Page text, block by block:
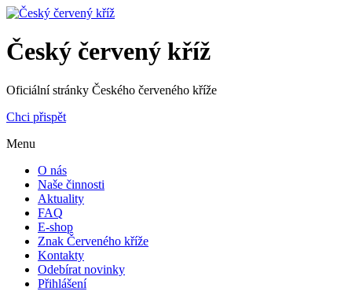
Český červený kříž
Oficiální stránky Českého červeného kříže
Chci přispět
Menu
O nás
Naše činnosti
Aktuality
FAQ
E-shop
Znak Červeného kříže
Kontakty
Odebírat novinky
Přihlášení